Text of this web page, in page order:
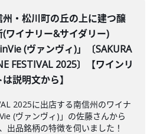
州・松川町の丘の上に建つ醸
(ワイナリー&サイダリー)
(ヴァンヴィ)」〔SAKURA
FESTIVAL 2025〕【ワインリ
説明文から】
2025に出店する南信州のワイナ
(ヴァンヴィ)」の佐藤さんから
出品銘柄の特徴を伺いました！